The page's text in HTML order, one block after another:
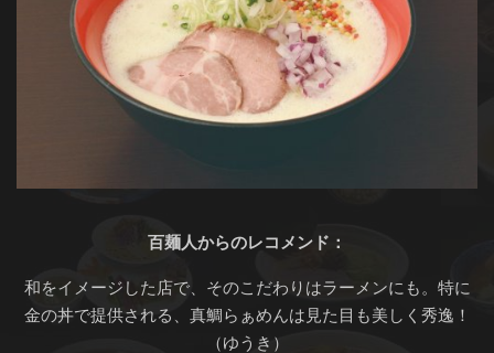
百麺人からのレコメンド：
和をイメージした店で、そのこだわりはラーメンにも。特に
金の丼で提供される、真鯛らぁめんは見た目も美しく秀逸！
（ゆうき）